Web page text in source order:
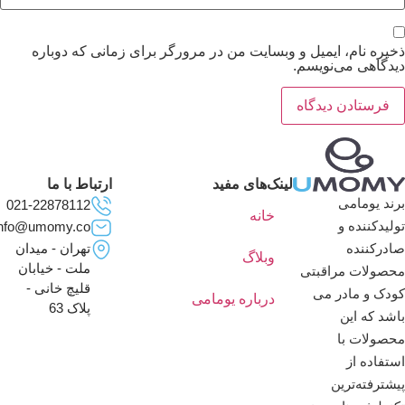
نام، ایمیل و وبسایت من در مرورگر برای زمانی که دوباره
می‌نویسم.
یومامی
و
مراقبتی
و مادر می
که این
با
از
لینک‌های مفید
خانه
وبلاگ
درباره یومامی
ارتباط با ما
021-22878112
info@umomy.co
تهران - میدان
ملت - خیابان
قلیچ خانی -
پلاک 63